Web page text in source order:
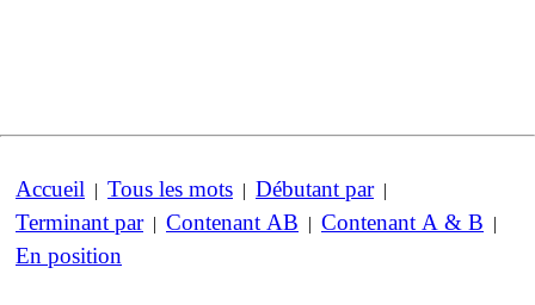
Accueil | Tous les mots | Débutant par|
Terminant par| Contenant AB | Contenant A & B |
En position